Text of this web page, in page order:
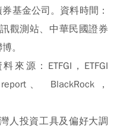
基金公司。資料時間：
觀測站、中華民國證券
。
源：ETFGI，ETFGI
、 BlackRock，
人投資工具及偏好大調